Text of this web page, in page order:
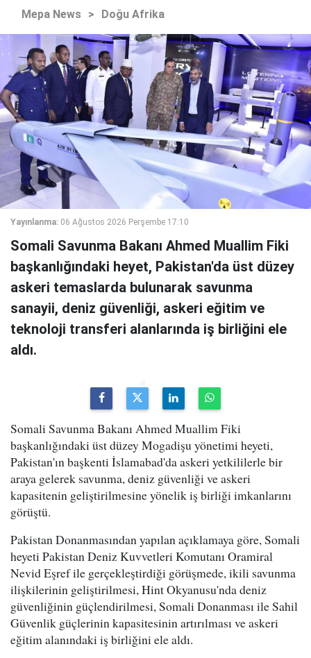
Mepa News > Doğu Afrika
Yayınlanma: 06 Ağustos 2026 Perşembe 17:10
Somali Savunma Bakanı Ahmed Muallim Fiki
başkanlığındaki heyet, Pakistan'da üst düzey
askeri temaslarda bulunarak savunma
sanayii, deniz güvenliği, askeri eğitim ve
teknoloji transferi alanlarında iş birliğini ele
aldı.
Somali Savunma Bakanı Ahmed Muallim Fiki
başkanlığındaki üst düzey Mogadişu yönetimi heyeti,
Pakistan'ın başkenti İslamabad'da askeri yetkililerle bir
araya gelerek savunma, deniz güvenliği ve askeri
kapasitenin geliştirilmesine yönelik iş birliği imkanlarını
görüştü.
Pakistan Donanmasından yapılan açıklamaya göre, Somali
heyeti Pakistan Deniz Kuvvetleri Komutanı Oramiral
Nevid Eşref ile gerçekleştirdiği görüşmede, ikili savunma
ilişkilerinin geliştirilmesi, Hint Okyanusu'nda deniz
güvenliğinin güçlendirilmesi, Somali Donanması ile Sahil
Güvenlik güçlerinin kapasitesinin artırılması ve askeri
eğitim alanındaki iş birliğini ele aldı.